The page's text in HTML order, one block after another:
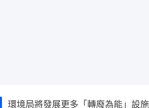
環境局將發展更多「轉廢為能」設